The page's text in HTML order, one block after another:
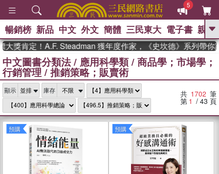
5
GO
熱搜： 東野圭吾 、 高希均教授回憶錄
、 The Odyssey 、 、
史是一群喵 、 暑期推薦 、 國際布克
獎 臺灣漫遊錄
台灣的李
登輝時代 、 數學女孩：黎曼猜想 、
偉大的迷走神經
暢銷榜 新品 中文 外文 簡體 三民東大 電子書 親子
！A.F. Steadman 獲年度作家，《史坎德》系列帶你踏上熱
中文圖書分類法/ 應用科學類/ 商品學；市場學；
行銷管理/推銷策略；販賣術
顯示 庫存 共 1702 筆
第 1 / 43 頁
預購 預購